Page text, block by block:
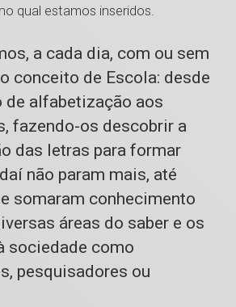
qual estamos inseridos.
a cada dia, com ou sem
conceito de Escola: desde
de alfabetização aos
fazendo-os descobrir a
das letras para formar
não param mais, até
somaram conhecimento
áreas do saber e os
sociedade como
pesquisadores ou